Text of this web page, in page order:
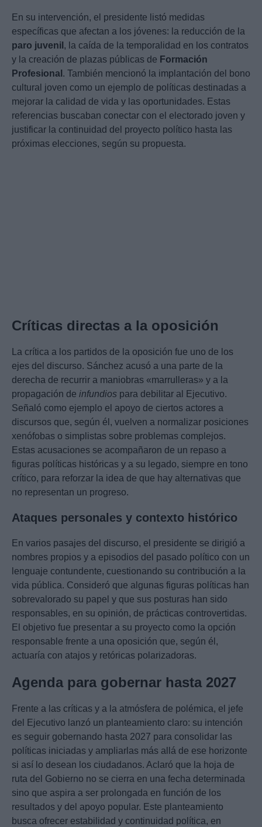
En su intervención, el presidente listó medidas
específicas que afectan a los jóvenes: la reducción de la
paro juvenil , la caída de la temporalidad en los contratos
y la creación de plazas públicas de Formación
Profesional . También mencionó la implantación del bono
cultural joven como un ejemplo de políticas destinadas a
mejorar la calidad de vida y las oportunidades. Estas
referencias buscaban conectar con el electorado joven y
justificar la continuidad del proyecto político hasta las
próximas elecciones, según su propuesta.
Críticas directas a la oposición
La crítica a los partidos de la oposición fue uno de los
ejes del discurso. Sánchez acusó a una parte de la
derecha de recurrir a maniobras «marrulleras» y a la
propagación de infundios para debilitar al Ejecutivo.
Señaló como ejemplo el apoyo de ciertos actores a
discursos que, según él, vuelven a normalizar posiciones
xenófobas o simplistas sobre problemas complejos.
Estas acusaciones se acompañaron de un repaso a
figuras políticas históricas y a su legado, siempre en tono
crítico, para reforzar la idea de que hay alternativas que
no representan un progreso.
Ataques personales y contexto histórico
En varios pasajes del discurso, el presidente se dirigió a
nombres propios y a episodios del pasado político con un
lenguaje contundente, cuestionando su contribución a la
vida pública. Consideró que algunas figuras políticas han
sobrevalorado su papel y que sus posturas han sido
responsables, en su opinión, de prácticas controvertidas.
El objetivo fue presentar a su proyecto como la opción
responsable frente a una oposición que, según él,
actuaría con atajos y retóricas polarizadoras.
Agenda para gobernar hasta 2027
Frente a las críticas y a la atmósfera de polémica, el jefe
del Ejecutivo lanzó un planteamiento claro: su intención
es seguir gobernando hasta 2027 para consolidar las
políticas iniciadas y ampliarlas más allá de ese horizonte
si así lo desean los ciudadanos. Aclaró que la hoja de
ruta del Gobierno no se cierra en una fecha determinada
sino que aspira a ser prolongada en función de los
resultados y del apoyo popular. Este planteamiento
busca ofrecer estabilidad y continuidad política, en